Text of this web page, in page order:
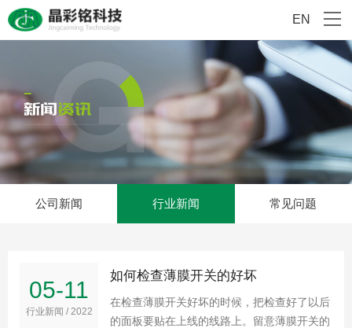
EN
公司新闻 行业新闻 常见问题
05-11
行业新闻 / 2022
如何检查薄膜开关的好坏
在检查薄膜开关好坏的时候，把检查好了以后
的面板要贴在上线的线路上。留意薄膜开关的